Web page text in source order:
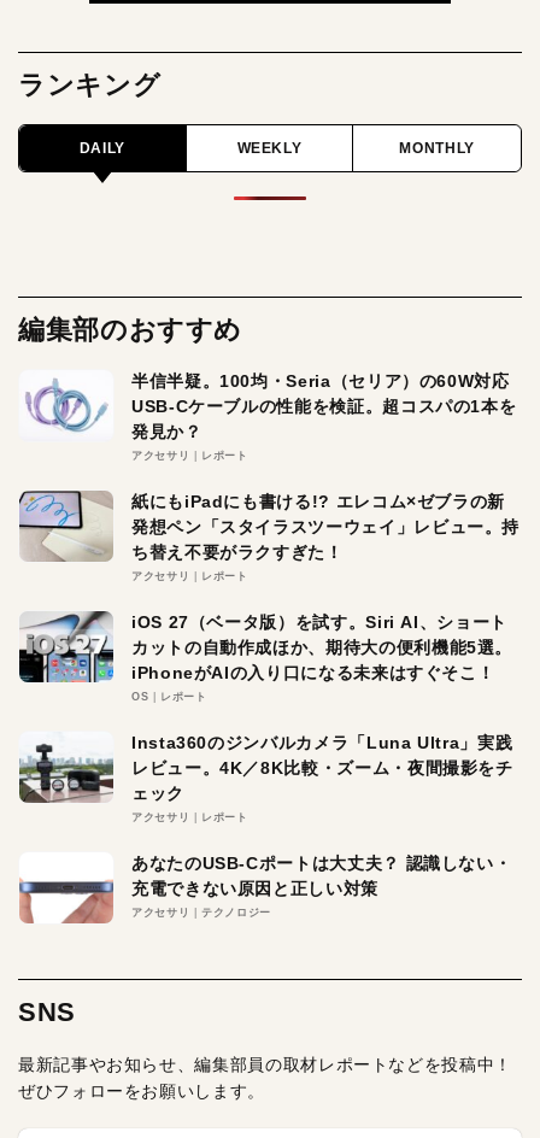
ランキング
DAILY WEEKLY MONTHLY
編集部のおすすめ
半信半疑。100均・Seria（セリア）の60W対応
USB-Cケーブルの性能を検証。超コスパの1本を
発見か？
アクセサリ レポート
紙にもiPadにも書ける!? エレコム×ゼブラの新
発想ペン「スタイラスツーウェイ」レビュー。持
ち替え不要がラクすぎた！
アクセサリ レポート
iOS 27（ベータ版）を試す。Siri AI、ショート
カットの自動作成ほか、期待大の便利機能5選。
iPhoneがAIの入り口になる未来はすぐそこ！
OS レポート
Insta360のジンバルカメラ「Luna Ultra」実践
レビュー。4K／8K比較・ズーム・夜間撮影をチ
ェック
アクセサリ レポート
あなたのUSB-Cポートは大丈夫？ 認識しない・
充電できない原因と正しい対策
アクセサリ テクノロジー
SNS
最新記事やお知らせ、編集部員の取材レポートなどを投稿中！
ぜひフォローをお願いします。